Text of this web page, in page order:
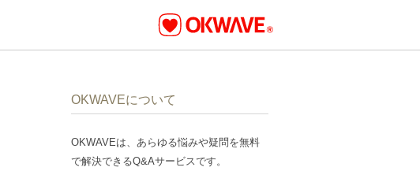
OKWAVEについて
OKWAVEは、あらゆる悩みや疑問を無料
で解決できるQ&Aサービスです。